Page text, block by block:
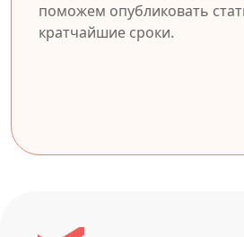
поможем опубликовать
кратчайшие сроки.